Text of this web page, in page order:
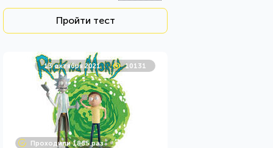
Пройти тест
13 октября 2021 10131
Проходили 1865 раз